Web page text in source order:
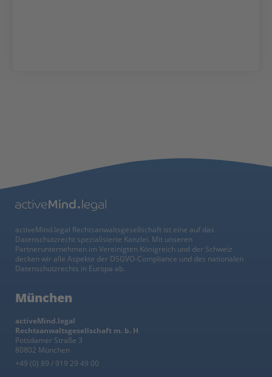
activeMind.legal Rechtsanwaltsgesellschaft ist eine auf das
Datenschutzrecht spezialisierte Kanzlei. Mit unseren
Partnerunternehmen im Vereinigten Königreich und der Schweiz
decken wir alle Aspekte der DSGVO-Compliance und des nationalen
Datenschutzrechts in Europa ab.
München
activeMind.legal
Rechtsanwaltsgesellschaft m. b. H
Potsdamer Straße 3
80802 München
+49 (0) 89 / 919 29 49 00